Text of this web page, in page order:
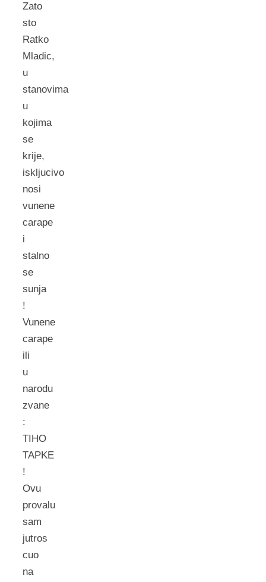
Zato
sto
Ratko
Mladic,
u
stanovima
u
kojima
se
krije,
iskljucivo
nosi
vunene
carape
i
stalno
se
sunja
!
Vunene
carape
ili
u
narodu
zvane
:
TIHO
TAPKE
!
Ovu
provalu
sam
jutros
cuo
na